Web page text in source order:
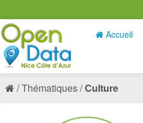
Accueil
Thématiques Culture